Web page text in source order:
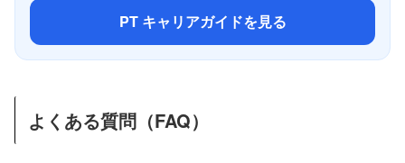
PT キャリアガイドを見る
よくある質問（FAQ）